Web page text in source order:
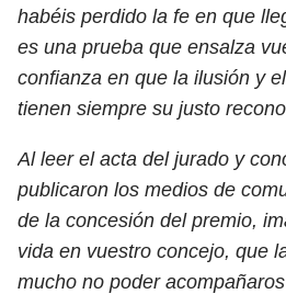
habéis perdido la fe en que
es una prueba que ensalza
confianza en que la ilusión y
tienen siempre su justo
Al leer el acta del jurado y
publicaron los medios de
de la concesión del premio,
vida en vuestro concejo, que
mucho no poder